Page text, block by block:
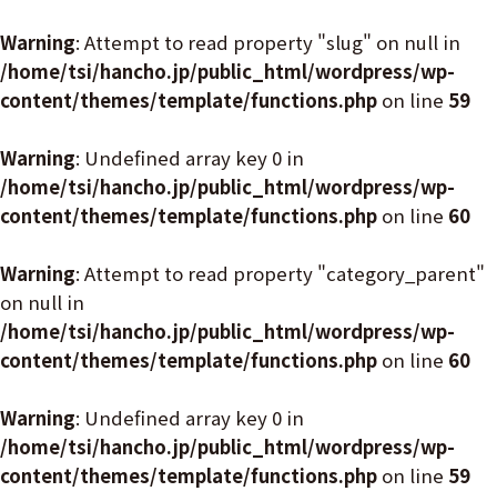
Warning: Attempt to read property "slug" on null in
/home/tsi/hancho.jp/public_html/wordpress/wp-
content/themes/template/functions.php on line 59
Warning: Undefined array key 0 in
/home/tsi/hancho.jp/public_html/wordpress/wp-
content/themes/template/functions.php on line 60
Warning: Attempt to read property "category_parent"
on null in
/home/tsi/hancho.jp/public_html/wordpress/wp-
content/themes/template/functions.php on line 60
Warning: Undefined array key 0 in
/home/tsi/hancho.jp/public_html/wordpress/wp-
content/themes/template/functions.php on line 59